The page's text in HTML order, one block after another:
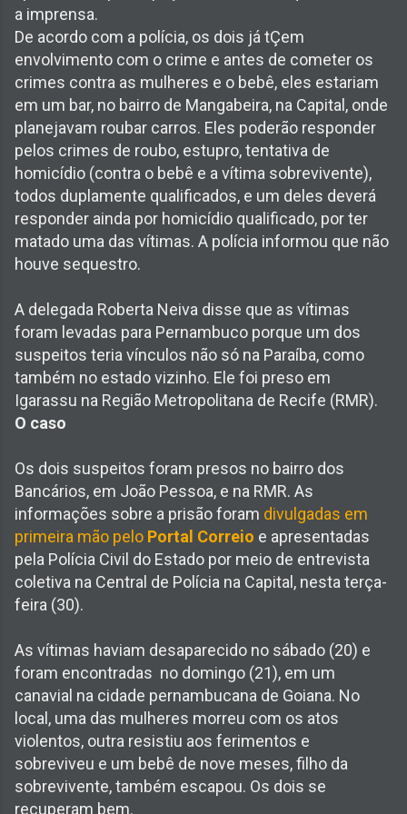
a imprensa.
De acordo com a polícia, os dois já tÇem
envolvimento com o crime e antes de cometer os
crimes contra as mulheres e o bebê, eles estariam
em um bar, no bairro de Mangabeira, na Capital, onde
planejavam roubar carros. Eles poderão responder
pelos crimes de roubo, estupro, tentativa de
homicídio (contra o bebê e a vítima sobrevivente),
todos duplamente qualificados, e um deles deverá
responder ainda por homicídio qualificado, por ter
matado uma das vítimas. A polícia informou que não
houve sequestro.
A delegada Roberta Neiva disse que as vítimas
foram levadas para Pernambuco porque um dos
suspeitos teria vínculos não só na Paraíba, como
também no estado vizinho. Ele foi preso em
Igarassu na Região Metropolitana de Recife (RMR).
O caso
Os dois suspeitos foram presos no bairro dos
Bancários, em João Pessoa, e na RMR. As
informações sobre a prisão foram divulgadas em
primeira mão pelo Portal Correio e apresentadas
pela Polícia Civil do Estado por meio de entrevista
coletiva na Central de Polícia na Capital, nesta terça-
feira (30).
As vítimas haviam desaparecido no sábado (20) e
foram encontradas no domingo (21), em um
canavial na cidade pernambucana de Goiana. No
local, uma das mulheres morreu com os atos
violentos, outra resistiu aos ferimentos e
sobreviveu e um bebê de nove meses, filho da
sobrevivente, também escapou. Os dois se
recuperam bem.